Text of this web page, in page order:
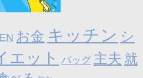
お金 キッチン シ
エット バッグ 主夫 就